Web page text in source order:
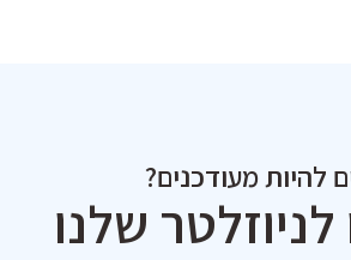
להיות מעודכנים?
שלנו